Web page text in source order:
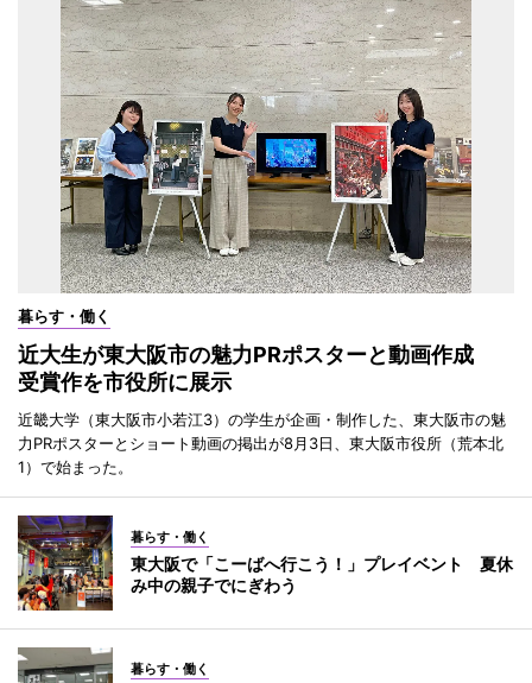
暮らす・働く
近大生が東大阪市の魅力PRポスターと動画作成
受賞作を市役所に展示
近畿大学（東大阪市小若江3）の学生が企画・制作した、東大阪市の魅
力PRポスターとショート動画の掲出が8月3日、東大阪市役所（荒本北
1）で始まった。
暮らす・働く
東大阪で「こーばへ行こう！」プレイベント 夏休
み中の親子でにぎわう
暮らす・働く